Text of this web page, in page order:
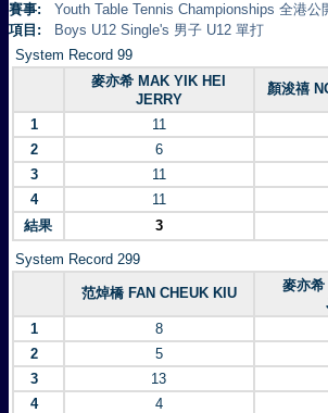
賽事:
Youth Table Tennis Championships 全港
項目:
Boys U12 Single's 男子 U12 單打
System Record 99
麥亦希 MAK YIK HEI
JERRY
顏浚禧
1 11
2
6
3
11
4
11
結果
3
System Record 299
范焯橋 FAN CHEUK KIU
麥亦希
1
8
2
5
3
13
4
4